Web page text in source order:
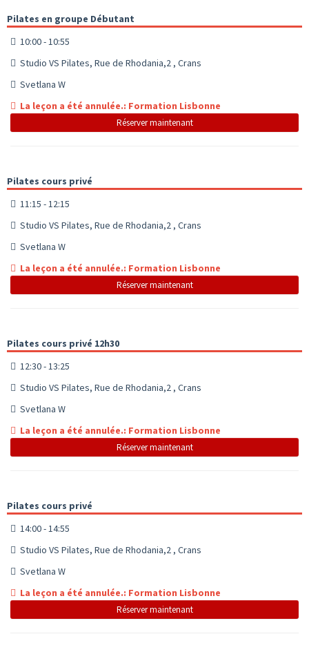
Pilates en groupe Débutant
10:00 - 10:55
Studio VS Pilates, Rue de Rhodania,2 , Crans
Svetlana W
La leçon a été annulée.: Formation Lisbonne
Réserver maintenant
Pilates cours privé
11:15 - 12:15
Studio VS Pilates, Rue de Rhodania,2 , Crans
Svetlana W
La leçon a été annulée.: Formation Lisbonne
Réserver maintenant
Pilates cours privé 12h30
12:30 - 13:25
Studio VS Pilates, Rue de Rhodania,2 , Crans
Svetlana W
La leçon a été annulée.: Formation Lisbonne
Réserver maintenant
Pilates cours privé
14:00 - 14:55
Studio VS Pilates, Rue de Rhodania,2 , Crans
Svetlana W
La leçon a été annulée.: Formation Lisbonne
Réserver maintenant